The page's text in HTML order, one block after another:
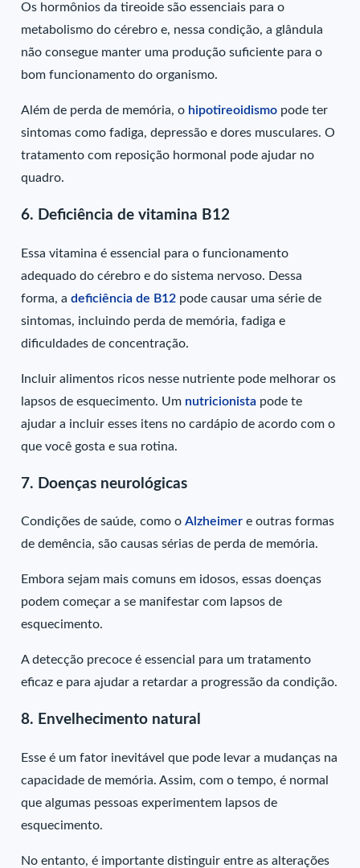
Os hormônios da tireoide são essenciais para o
metabolismo do cérebro e, nessa condição, a glândula
não consegue manter uma produção suficiente para o
bom funcionamento do organismo.
Além de perda de memória, o hipotireoidismo pode ter
sintomas como fadiga, depressão e dores musculares. O
tratamento com reposição hormonal pode ajudar no
quadro.
6. Deficiência de vitamina B12
Essa vitamina é essencial para o funcionamento
adequado do cérebro e do sistema nervoso. Dessa
forma, adeficiência de B12 pode causar uma série de
sintomas, incluindo perda de memória, fadiga e
dificuldades de concentração.
Incluir alimentos ricos nesse nutriente pode melhorar os
lapsos de esquecimento. Um nutricionista pode te
ajudar a incluir esses itens no cardápio de acordo com o
que você gosta e sua rotina.
7. Doenças neurológicas
Condições de saúde, como oAlzheimer e outras formas
de demência, são causas sérias de perda de memória.
Embora sejam mais comuns em idosos, essas doenças
podem começar a se manifestar com lapsos de
esquecimento.
A detecção precoce é essencial para um tratamento
eficaz e para ajudar a retardar a progressão da condição.
8. Envelhecimento natural
Esse é um fator inevitável que pode levar a mudanças na
capacidade de memória. Assim, com o tempo, é normal
que algumas pessoas experimentem lapsos de
esquecimento.
No entanto, é importante distinguir entre as alterações